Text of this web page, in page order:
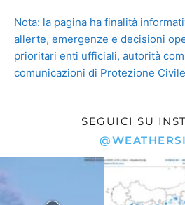
Nota: la pagina ha finalità
allerte, emergenze e decisioni
prioritari enti ufficiali, autorità
comunicazioni di Protezione
SEGUICI SU